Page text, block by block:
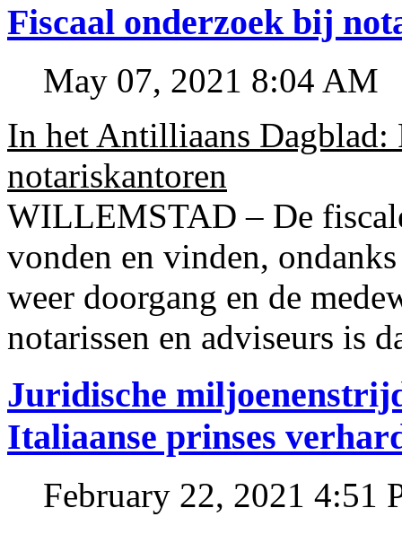
Fiscaal onderzoek bij
May 07, 2021 8:04 AM
In het Antilliaans Dagblad:
notariskantoren
WILLEMSTAD – De
vonden en vinden,
weer doorgang en de
notarissen en adviseurs is
Juridische
Italiaanse prinses
February 22, 2021 4:51